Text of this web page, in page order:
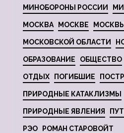
МИНОБОРОНЫ РОССИИ
МОСКВА МОСКВЕ МОСКВЫ
МОСКОВСКОЙ ОБЛАСТИ
ОБРАЗОВАНИЕ ОБЩЕСТВО
ОТДЫХ ПОГИБШИЕ
ПРИРОДНЫЕ КАТАКЛИЗМЫ
ПРИРОДНЫЕ ЯВЛЕНИЯ
РЭО РОМАН СТАРОВОЙТ